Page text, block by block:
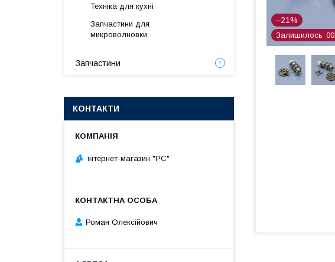
–21%
Залишилось 00
Техніка для кухні
Запчастини для
микроволновки
Запчастини
КОНТАКТИ
інтернет-магазин "РС"
Роман Олексійович